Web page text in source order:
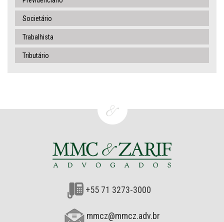
Societário
Trabalhista
Tributário
+55 71 3273-3000
mmcz@mmcz.adv.br